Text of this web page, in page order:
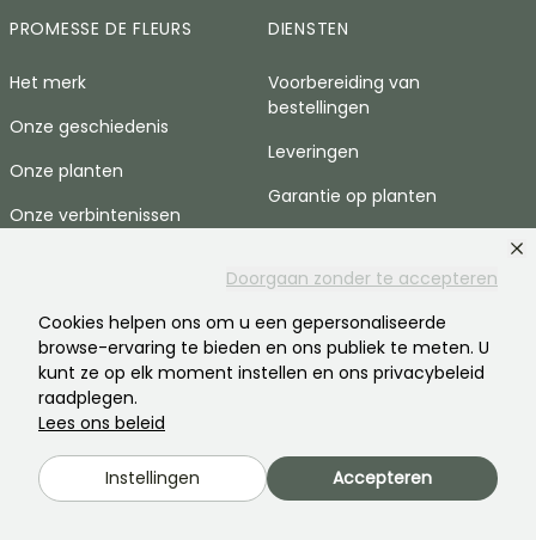
Doorgaan zonder te accepteren
Cookies helpen ons om u een gepersonaliseerde
browse-ervaring te bieden en ons publiek te meten. U
kunt ze op elk moment instellen en ons privacybeleid
raadplegen.
Lees ons beleid
Instellingen Accepteren
PROMESSE DE FLEURS
Het merk
Onze geschiedenis
Onze planten
Onze verbintenissen
verantwoordelijkheid
Werving
Persruimte
DIENSTEN
Voorbereiding van
bestellingen
Leveringen
Garantie op planten
Plantfit : persoonlijk
Bestelling zonder plastic
HULP & CONTACTEN